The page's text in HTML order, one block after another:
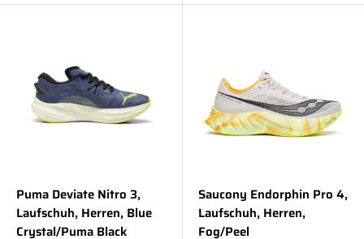
Puma Deviate Nitro 3,
Laufschuh, Herren, Blue
Crystal/Puma Black
Saucony Endorphin Pro 4,
Laufschuh, Herren,
Fog/Peel